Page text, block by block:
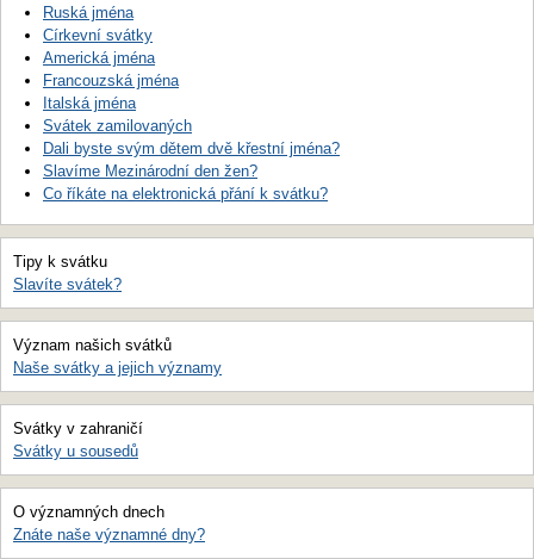
Ruská jména
Církevní svátky
Americká jména
Francouzská jména
Italská jména
Svátek zamilovaných
Dali byste svým dětem dvě křestní jména?
Slavíme Mezinárodní den žen?
Co říkáte na elektronická přání k svátku?
Tipy k svátku
Slavíte svátek?
Význam našich svátků
Naše svátky a jejich významy
Svátky v zahraničí
Svátky u sousedů
O významných dnech
Znáte naše významné dny?